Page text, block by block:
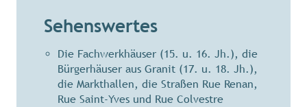
Sehenswertes
Die Fachwerkhäuser (15. u. 16. Jh.), die
Bürgerhäuser aus Granit (17. u. 18. Jh.),
die Markthallen, die Straßen Rue Renan,
Rue Saint-Yves und Rue Colvestre